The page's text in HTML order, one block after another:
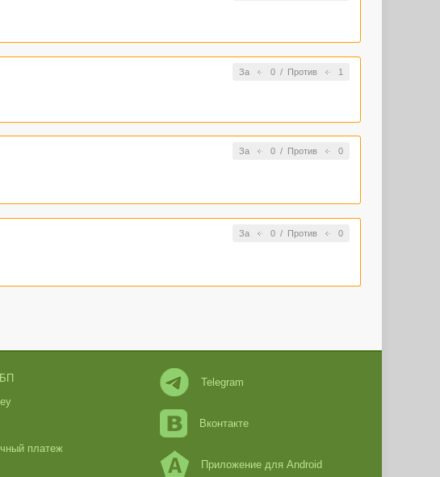
За 0/ Против 1
За 0/ Против 0
За 0/ Против 0
платеж
Telegram
Вконтакте
Приложение для Android